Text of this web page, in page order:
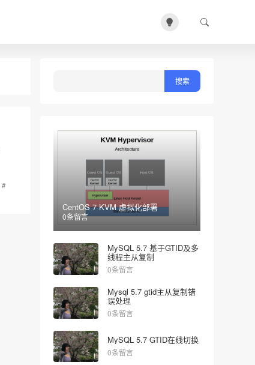
CentOS 7 KVM 虚拟化部署
0条留言
MySQL 5.7 基于GTID及多
线程主从复制
0条留言
Mysql 5.7 gtid主从复制错
误处理
0条留言
MySQL 5.7 GTID在线切换
0条留言